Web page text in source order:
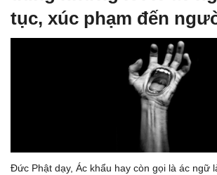
tục, xúc phạm đến
Đức Phật dạy, Ác khẩu hay còn gọi là ác ngữ